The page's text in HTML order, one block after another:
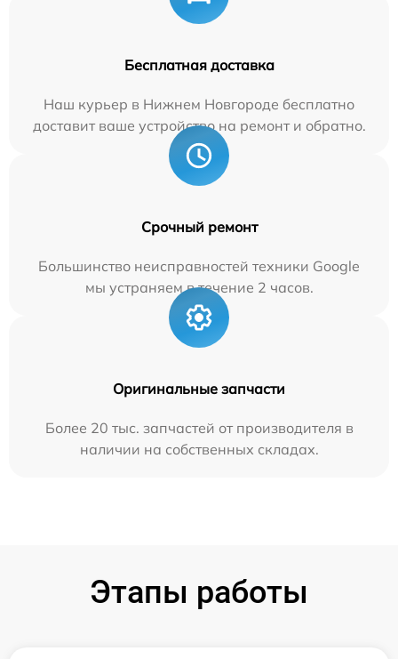
Бесплатная доставка
Наш курьер в Нижнем Новгороде бесплатно
доставит ваше устройство на ремонт и обратно.
Срочный ремонт
Большинство неисправностей техники Google
мы устраняем в течение 2 часов.
Оригинальные запчасти
Более 20 тыс. запчастей от производителя в
наличии на собственных складах.
Этапы работы